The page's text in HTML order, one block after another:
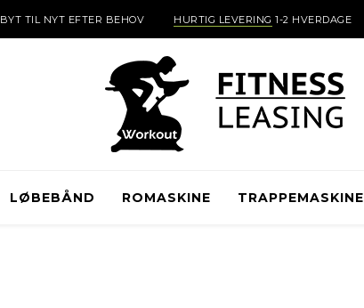
BYT TIL NYT EFTER BEHOV HURTIG LEVERING 1-2 HVERDAGE
LØBEBÅND ROMASKINE TRAPPEMASKINE